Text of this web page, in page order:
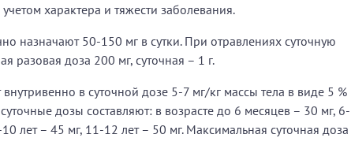
характера и тяжести заболевания.
назначают 50-150 мг в сутки. При отравлениях суточную
разовая доза 200 мг, суточная – 1 г.
в суточной дозе 5-7 мг/кг массы тела в виде 5 %
дозы составляют: в возрасте до 6 месяцев – 30 мг, 6-
лет – 45 мг, 11-12 лет – 50 мг. Максимальная суточная доза